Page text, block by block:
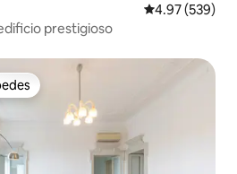
Calificación
4.97 (539)
prestigioso
preferido